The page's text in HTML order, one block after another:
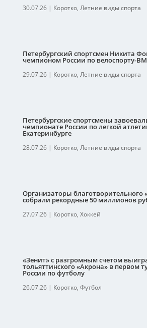
30.07.26| Коротко, Летние виды спорта
Петербургский спортсмен Никита
чемпионом России по велоспорту-
29.07.26| Коротко, Летние виды спорта
Петербургские спортсмены
чемпионате России по легкой
Екатеринбурге
28.07.26| Коротко, Летние виды спорта
Организаторы благотворительного
собрали рекордные 50 миллионов
27.07.26| Коротко, Хоккей
«Зенит» с разгромным счетом
тольяттинского «Акрона» в первом
России по футболу
26.07.26| Коротко, Футбол